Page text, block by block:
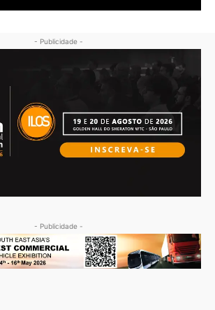
- Publicidade -
- Publicidade -